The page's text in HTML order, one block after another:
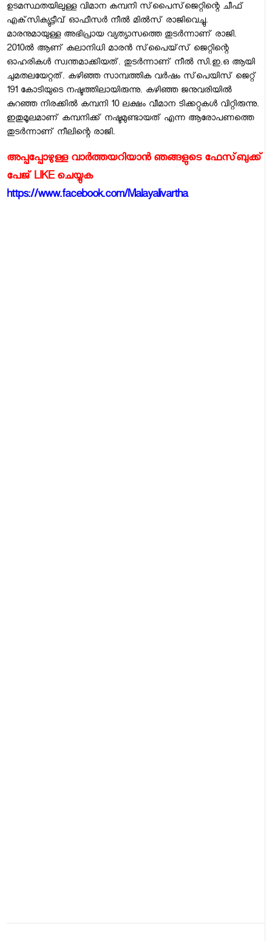
ഉടമസ്ഥതയിലുള്ള വിമാന കമ്പനി സ്‌പൈസ്‌ജെറ്റിന്റെ ചീഫ്‌
എക്‌സിക്യുട്ടീവ്‌ ഓഫീസര്‍ നീല്‍ മില്‍സ്‌ രാജിവെച്ചു.
മാരനുമായുള്ള അഭിപ്രായ വ്യത്യാസത്തെ തുടര്‍ന്നാണ്‌ രാജി.
2010ല്‍ ആണ്‌ കലാനിധി മാരന്‍ സ്‌പൈയ്‌സ്‌ ജെറ്റിന്റെ
ഓഹരികള്‍ സ്വന്തമാക്കിയത്‌. തുടര്‍ന്നാണ്‌ നീല്‍ സി.ഇ.ഒ ആയി
ചുമതലയേറ്റത്‌. കഴിഞ്ഞ സാമ്പത്തിക വര്‍ഷം സ്‌പെയിസ്‌ ജെറ്റ്‌
191 കോടിയുടെ നഷ്ടത്തിലായിരുന്നു. കഴിഞ്ഞ ജനുവരിയില്‍
കുറഞ്ഞ നിരക്കില്‍ കമ്പനി 10 ലക്ഷം വീമാന ടിക്കറ്റുകള്‍ വിറ്റിരുന്നു.
ഇതുമൂലമാണ്‌ കമ്പനിക്ക്‌ നഷ്ടമുണ്ടായത്‌ എന്ന ആരോപണത്തെ
തുടര്‍ന്നാണ്‌ നീലിന്റെ രാജി.
അപ്പപ്പോഴുള്ള വാര്‍ത്തയറിയാന്‍ ഞങ്ങളുടെ ഫേസ്‌ബുക്ക്‌
പേജ് LIKE ചെയ്യുക
https://www.facebook.com/Malayalivartha